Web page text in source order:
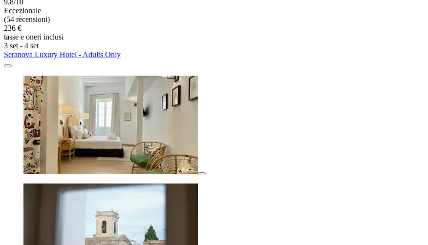
9,8/10
Eccezionale
(54 recensioni)
236 €
tasse e oneri inclusi
3 set - 4 set
Seranova Luxury Hotel - Adults Only